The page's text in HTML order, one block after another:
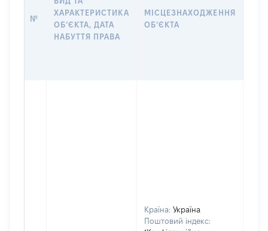
№
ХАРАКТЕРИСТИКА
ОБʼЄКТА, ДАТА
НАБУТТЯ ПРАВА
МІСЦЕЗНАХОДЖЕННЯ
ОБʼЄКТА
Країна: Україна
Поштовий індекс: